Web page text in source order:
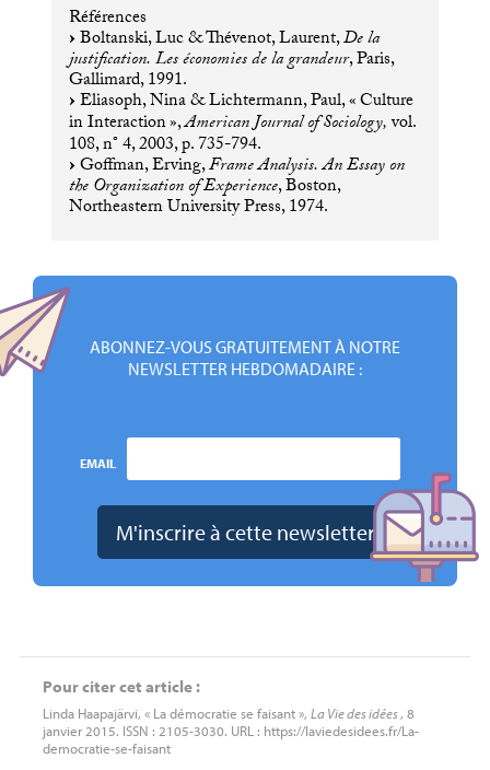
Références
Boltanski, Luc & Thévenot, Laurent,De la
justification. Les économies de la grandeur, Paris,
Gallimard, 1991.
Eliasoph, Nina & Lichtermann, Paul, «Culture
in Interaction»,American Journal of Sociology,vol.
108, n° 4, 2003, p. 735-794.
Goffman, Erving,Frame Analysis. An Essay on
the Organization of Experience, Boston,
Northeastern University Press, 1974.
ABONNEZ-VOUS GRATUITEMENT À NOTRE
NEWSLETTER HEBDOMADAIRE :
EMAIL
Pour citer cet article :
Linda Haapajärvi, « La démocratie se faisant », La Vie des idées, 8
janvier 2015. ISSN : 2105-3030. URL : https://laviedesidees.fr/La-
democratie-se-faisant